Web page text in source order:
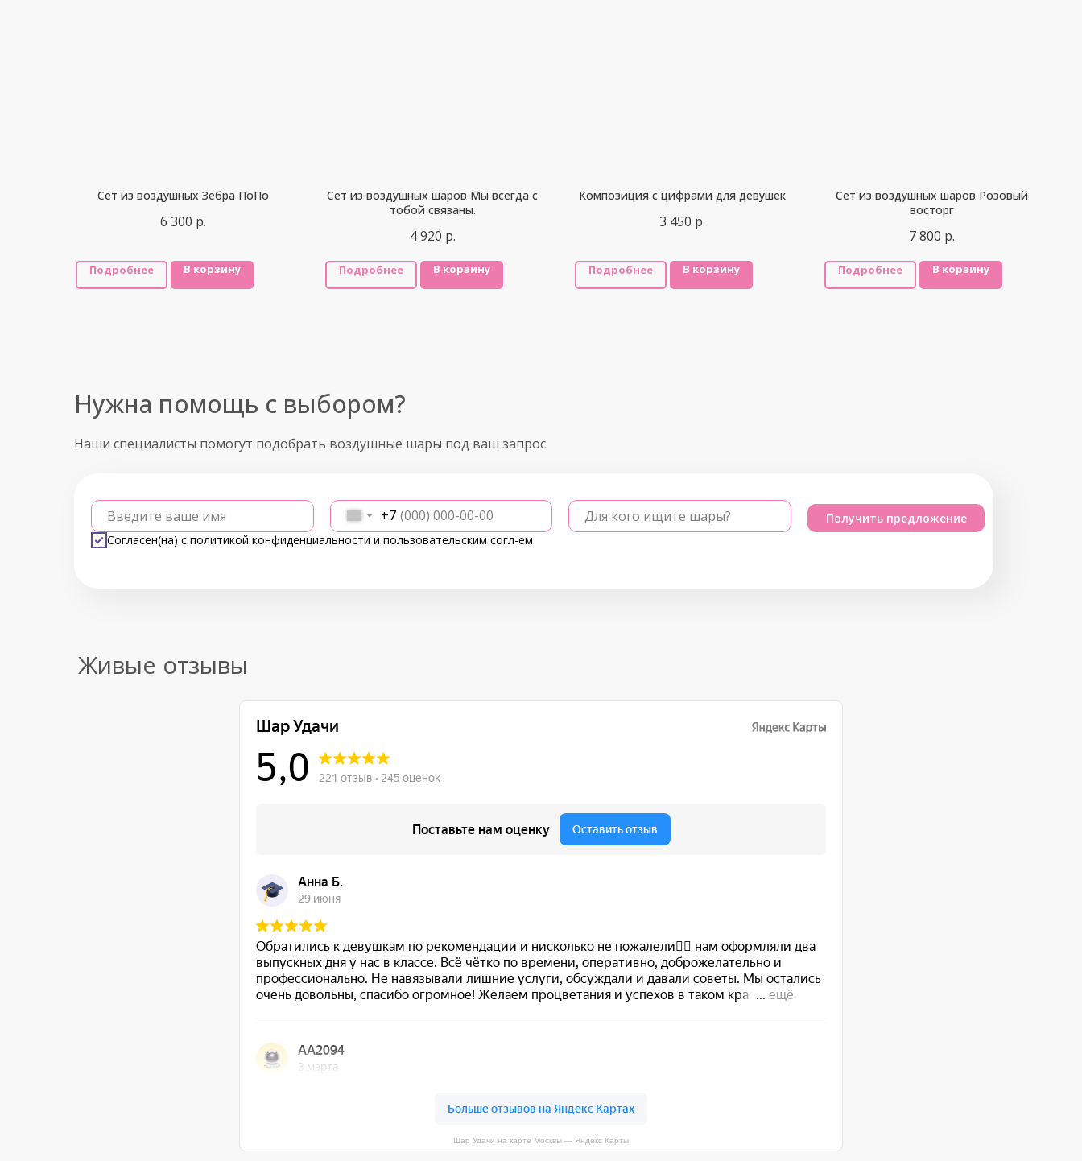
Сет из воздушных Зебра ПоПо
6 300 р.
Подробнее В корзину
Сет из воздушных шаров Мы всегда с
тобой связаны.
4 920 р.
Подробнее В корзину
Композиция с цифрами для девушек
3 450 р.
Подробнее В корзину
Сет из воздушных шаров Розовый
восторг
7 800 р.
Подробнее В корзину
Наши специалисты помогут подобрать воздушные шары под ваш запрос
Введите ваше имя +7 Для кого ищите шары?
Согласен(на) с политикой конфиденциальности и пользовательским согл-ем
Получить предложение
Нужна помощь с выбором?
Живые отзывы
Шар Удачи на карте Москвы — Яндекс Карты